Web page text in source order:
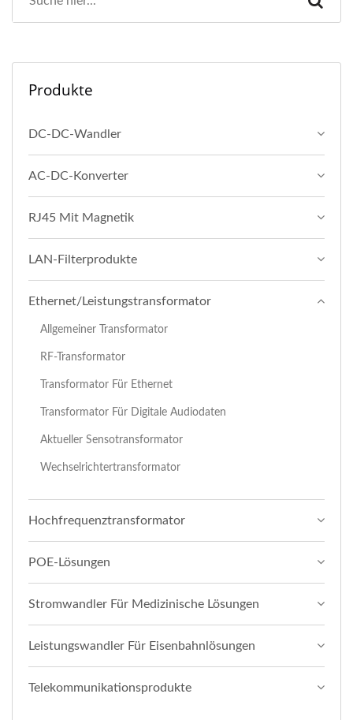
Produkte
DC-DC-Wandler
AC-DC-Konverter
RJ45 Mit Magnetik
LAN-Filterprodukte
Ethernet/Leistungstransformator
Allgemeiner Transformator
RF-Transformator
Transformator Für Ethernet
Transformator Für Digitale Audiodaten
Aktueller Sensotransformator
Wechselrichtertransformator
Hochfrequenztransformator
POE-Lösungen
Stromwandler Für Medizinische Lösungen
Leistungswandler Für Eisenbahnlösungen
Telekommunikationsprodukte